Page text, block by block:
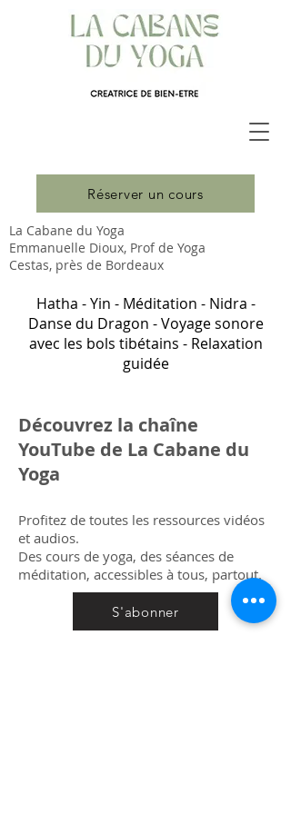
Réserver un cours
Hatha - Yin - Méditation - Nidra -
Danse du Dragon - Voyage sonore
avec les bols tibétains - Relaxation
guidée
La Cabane du Yoga
Emmanuelle Dioux, Prof de Yoga
Cestas, près de Bordeaux
Découvrez la chaîne
YouTube de La Cabane du
Yoga
Profitez de toutes les ressources vidéos
et audios.
Des cours de yoga, des séances de
méditation, accessibles à tous, partout.
S'abonner